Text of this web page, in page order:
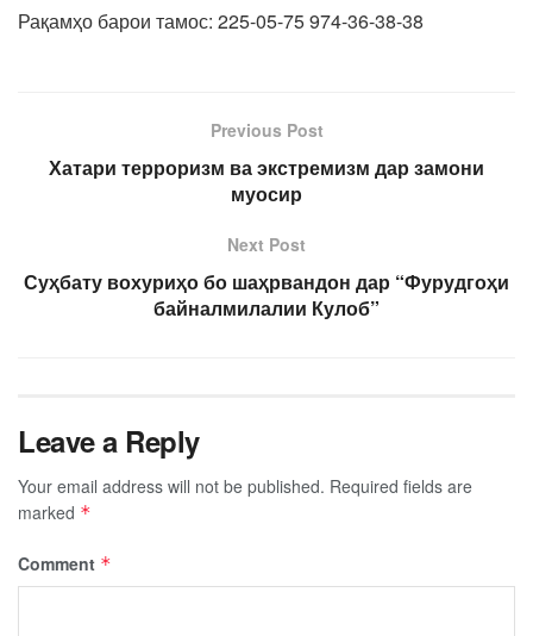
Рақамҳо барои тамос: 225-05-75 974-36-38-38
Previous Post
Хатари терроризм ва экстремизм дар замони
муосир
Next Post
Суҳбату вохуриҳо бо шаҳрвандон дар “Фурудгоҳи
байналмилалии Кулоб”
Leave a Reply
Your email address will not be published. Required fields are
marked *
Comment *